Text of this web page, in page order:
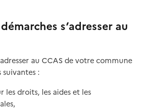
s’adresser au
au CCAS de votre commune
:
les droits, les aides et les